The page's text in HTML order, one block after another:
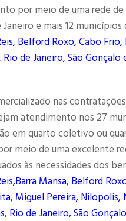
por meio de uma rede
e mais 12 municípios
Belford Roxo, Cabo
de Janeiro, São
nas
atendimento nos 27
em quarto coletivo ou
meio de uma excelente
às necessidades dos
Mansa, Belford
Miguel Pereira,
Rio de Janeiro, São